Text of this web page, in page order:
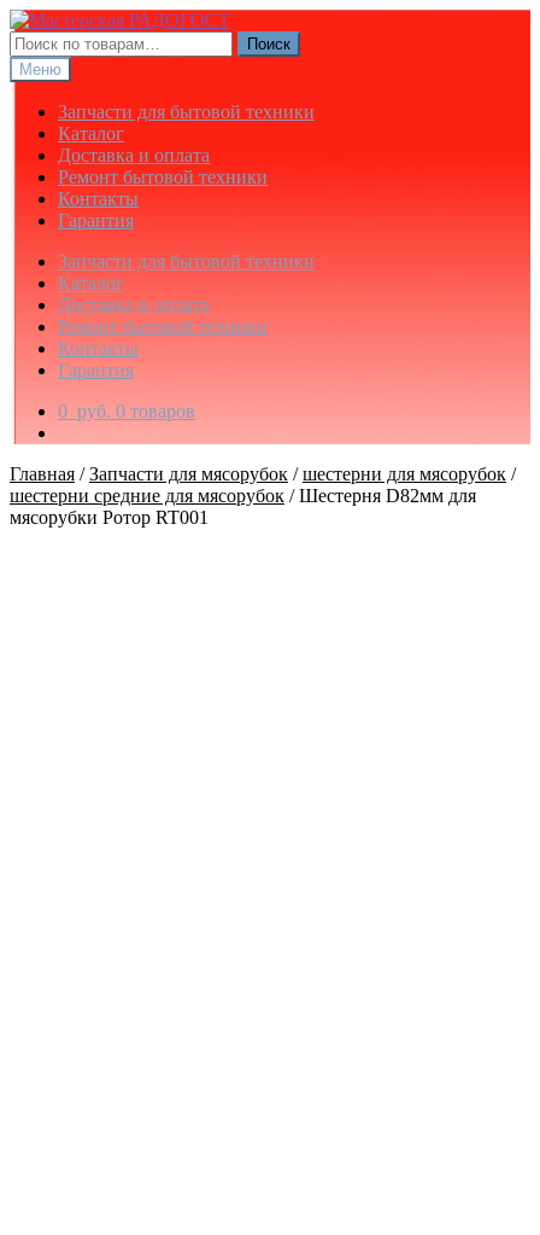
Перейти
к
навигации
Перейти
к
содержимому
Искать:
Поиск
Меню
Запчасти для бытовой техники
Каталог
Доставка и оплата
Ремонт бытовой техники
Контакты
Гарантия
Запчасти для бытовой техники
Каталог
Доставка и оплата
Ремонт бытовой техники
Контакты
Гарантия
0 руб. 0 товаров
Главная /Запчасти для мясорубок /шестерни для мясорубок /
шестерни средние для мясорубок /Шестерня D82мм для
мясорубки Ротор RT001